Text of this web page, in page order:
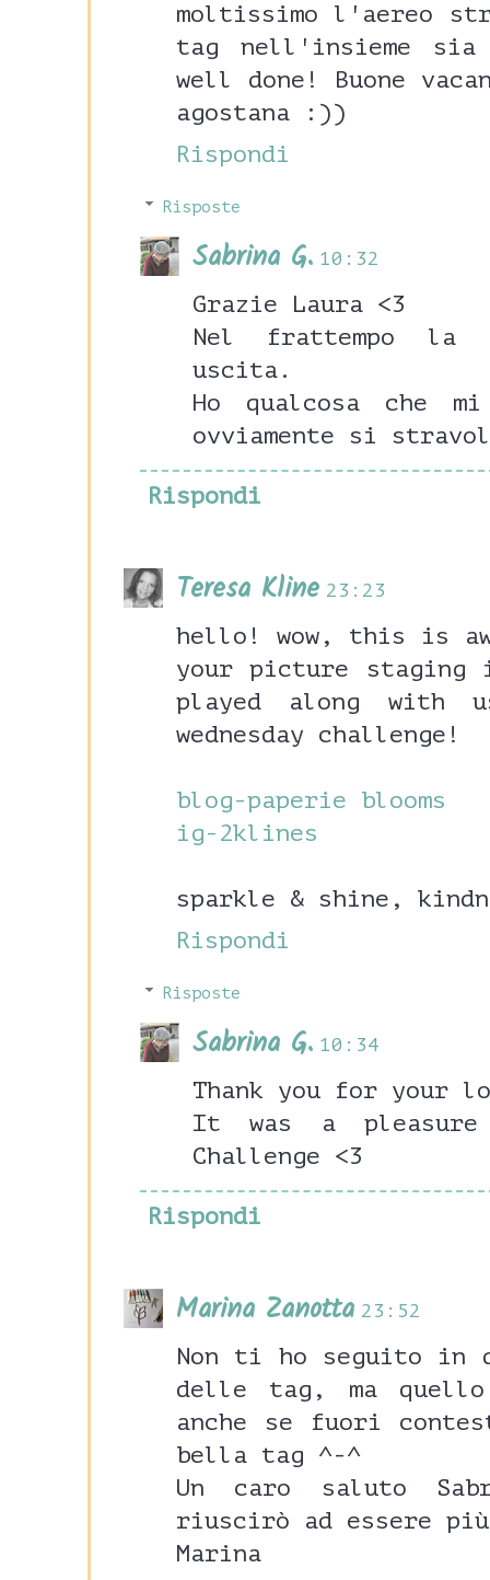
moltissimo l'aereo
tag nell'insieme
well done! Buone
agostana :))
Rispondi
Risposte
Sabrina G. 10:32
Grazie Laura <3
Nel frattempo la
uscita.
Ho qualcosa che
ovviamente si
Rispondi
Teresa Kline 23:23
hello! wow, this is
your picture staging
played along
wednesday challenge!
blog-paperie blooms
ig-2klines
sparkle & shine,
Rispondi
Risposte
Sabrina G. 10:34
Thank you for your
It was a
Challenge <3
Rispondi
Marina Zanotta 23:52
Non ti ho seguito in
delle tag, ma
anche se fuori
bella tag ^-^
Un caro saluto
riuscirò ad essere
Marina